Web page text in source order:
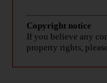
Copyright notice
If you believe any
property rights,